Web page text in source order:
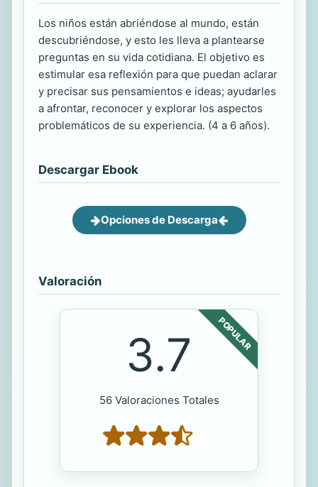
Los niños están abriéndose al mundo, están
descubriéndose, y esto les lleva a plantearse
preguntas en su vida cotidiana. El objetivo es
estimular esa reflexión para que puedan aclarar
y precisar sus pensamientos e ideas; ayudarles
a afrontar, reconocer y explorar los aspectos
problemáticos de su experiencia. (4 a 6 años).
Descargar Ebook
Opciones de Descarga
Valoración
POPULAR
3.7
56 Valoraciones Totales